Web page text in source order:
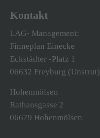
Kontakt
LAG- Management:
Finneplan Einecke
Eckstädter -Platz 1
06632 Freyburg (Unstrut)
Hohenmölsen
Rathausgasse 2
06679 Hohenmölsen